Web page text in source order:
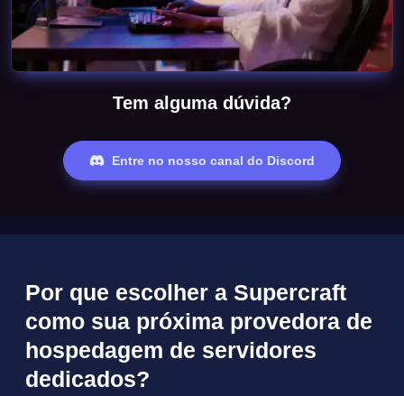
Tem alguma dúvida?
Entre no nosso canal do Discord
Por que escolher a Supercraft
como sua próxima provedora de
hospedagem de servidores
dedicados?